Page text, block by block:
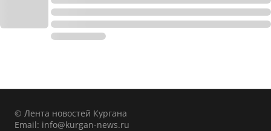
© Лента новостей Кургана
Email: info@kurgan-news.ru